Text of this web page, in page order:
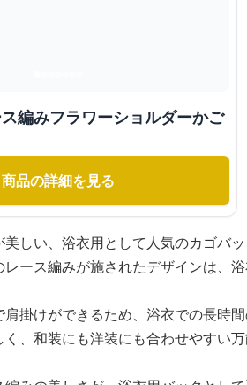
編みフラワーショルダーかご
商品の詳細を見る
しい、浴衣用として人気のカゴバッ
ース編みが施されたデザインは、浴
掛けができるため、浴衣での長時間
、和装にも洋装にも合わせやすい